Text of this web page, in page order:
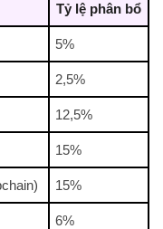
Tỷ lệ phân bổ
5%
2,5%
12,5%
15%
15%
6%